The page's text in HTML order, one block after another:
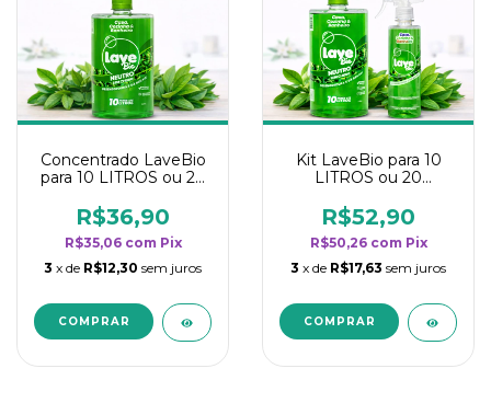
Concentrado LaveBio
para 10 LITROS ou 20
rendimento da
categoria - Neutro
R$36,90
R$35,06 com Pix
3 x de R$12,30 sem juros
Kit LaveBio para 10
LITROS ou 20
rendimento da
categoria - Neutro
R$52,90
R$50,26 com Pix
3 x de R$17,63 sem juros